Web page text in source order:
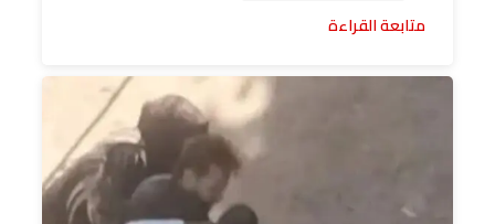
متابعة القراءة